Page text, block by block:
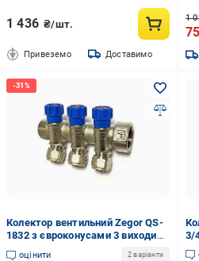
1 436 ₴/шт.
Привеземо Доставимо
1
Колектор вентильний Zegor QS-
1832 з євроконусами 3 виходи
(QS-1832)
оцінити 2 варіанти
3/